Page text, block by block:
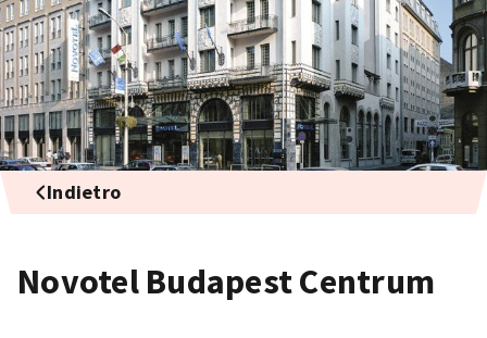
Indietro
Novotel Budapest Centrum